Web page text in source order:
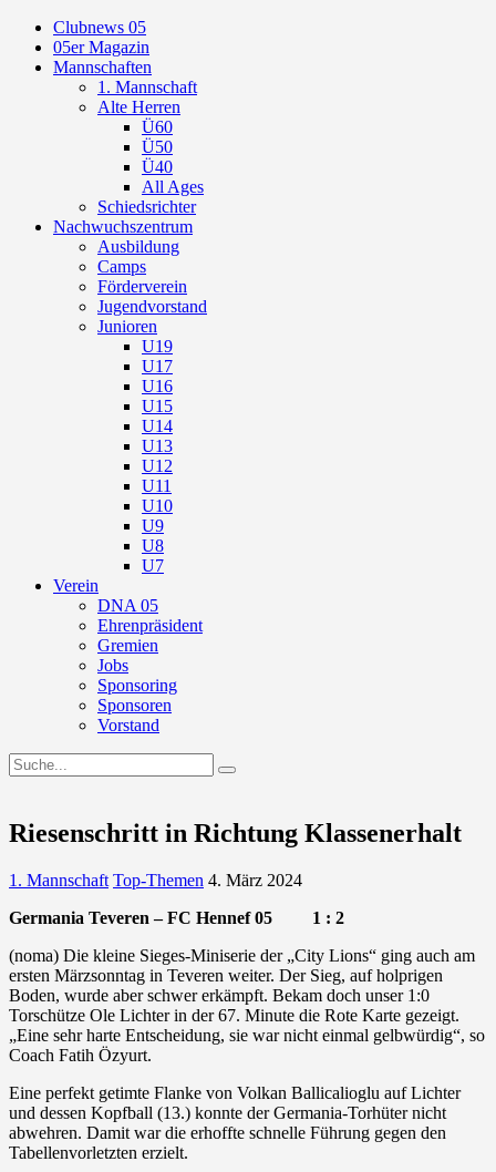
Clubnews 05
05er Magazin
Mannschaften
1. Mannschaft
Alte Herren
Ü60
Ü50
Ü40
All Ages
Schiedsrichter
Nachwuchszentrum
Ausbildung
Camps
Förderverein
Jugendvorstand
Junioren
U19
U17
U16
U15
U14
U13
U12
U11
U10
U9
U8
U7
Verein
DNA 05
Ehrenpräsident
Gremien
Jobs
Sponsoring
Sponsoren
Vorstand
Riesenschritt in Richtung Klassenerhalt
1. Mannschaft Top-Themen 4. März 2024
Germania Teveren – FC Hennef 05 1 : 2
(noma) Die kleine Sieges-Miniserie der „City Lions“ ging auch am
ersten Märzsonntag in Teveren weiter. Der Sieg, auf holprigen
Boden, wurde aber schwer erkämpft. Bekam doch unser 1:0
Torschütze Ole Lichter in der 67. Minute die Rote Karte gezeigt.
„Eine sehr harte Entscheidung, sie war nicht einmal gelbwürdig“, so
Coach Fatih Özyurt.
Eine perfekt getimte Flanke von Volkan Ballicalioglu auf Lichter
und dessen Kopfball (13.) konnte der Germania-Torhüter nicht
abwehren. Damit war die erhoffte schnelle Führung gegen den
Tabellenvorletzten erzielt.